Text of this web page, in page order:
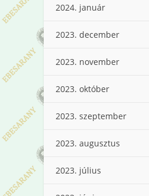
2024. január
2023. december
2023. november
2023. október
2023. szeptember
2023. augusztus
2023. július